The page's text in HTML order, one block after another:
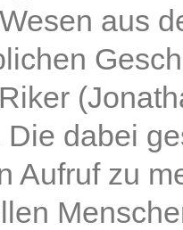
aus
dabei
Aufruf zu